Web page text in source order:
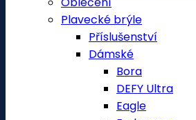
Plavecké brýle
Příslušenství
Dámské
Bora
DEFY Ultra
Eagle